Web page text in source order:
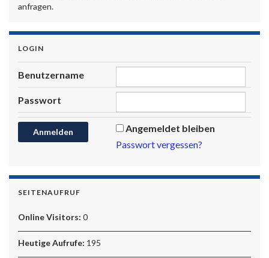
anfragen.
LOGIN
Benutzername
Passwort
Angemeldet bleiben
Passwort vergessen?
SEITENAUFRUF
Online Visitors: 0
Heutige Aufrufe: 195